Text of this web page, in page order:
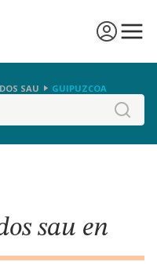
SAU GUIPUZCOA
sau en